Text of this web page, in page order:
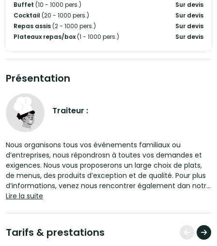
Buffet (10 - 1000 pers.)
Sur devis
Cocktail (20 - 1000 pers.)
Sur devis
Repas assis(2 - 1000 pers.)
Sur devis
Plateaux repas/box(1 - 1000 pers.) Sur devis
Présentation
Traiteur :
Nous organisons tous vos événements familiaux ou
d’entreprises, nous répondrosn à toutes vos demandes et
exigences. Nous vous proposerons un large choix de plats,
de menus, des produits d’exception et de qualité. Pour plus
d’informations, venez nous rencontrer également dan notre
magasin de Marsannay-la-Côte.
Nous organisons tous vos événements privés ou
professionnels (6000 pers. Max), nous serons à vos côtés
pour réaliser votre projet, tout est personnalisable et
Lire la suite
Tarifs & prestations